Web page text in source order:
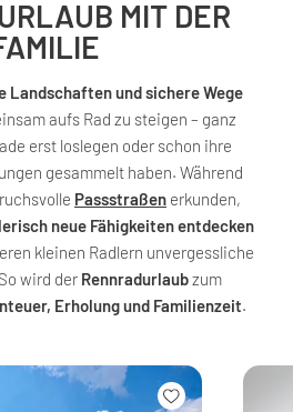
MIT DER
und sichere Wege
aufs Rad zu steigen – ganz
erst loslegen oder schon ihre
gesammelt haben. Während
Passstraßen erkunden,
neue Fähigkeiten entdecken
kleinen Radlern unvergessliche
wird der Rennradurlaubzum
Erholung und Familienzeit.